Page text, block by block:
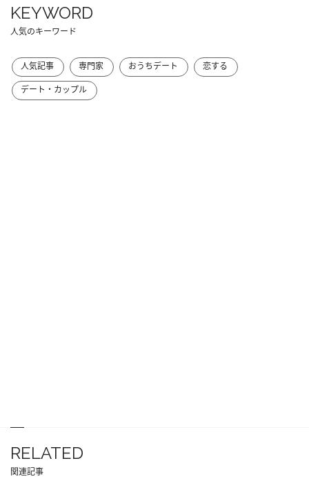
KEYWORD
人気のキーワード
人気記事 専門家 おうちデート
恋する
デート・カップル
RELATED
関連記事